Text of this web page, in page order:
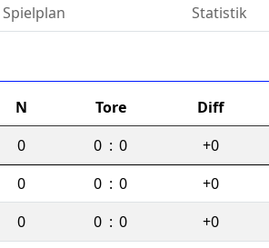
Spielplan Statistik
N Tore Diff
0 0 : 0 +0
0 0 : 0 +0
0 0 : 0 +0